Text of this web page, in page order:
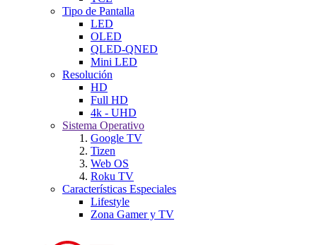
Tipo de Pantalla
LED
OLED
QLED-QNED
Mini LED
Resolución
HD
Full HD
4k - UHD
Sistema Operativo
Google TV
Tizen
Web OS
Roku TV
Características Especiales
Lifestyle
Zona Gamer y TV